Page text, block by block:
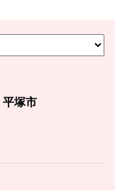
塚市